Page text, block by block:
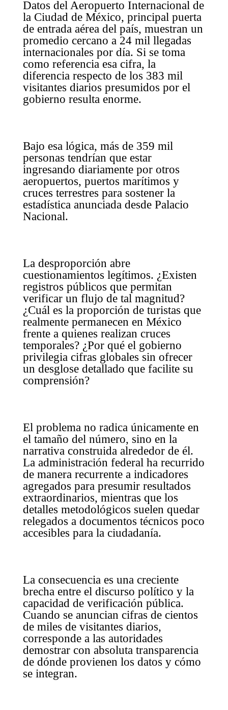
Datos del Aeropuerto Internacional de
la Ciudad de México, principal puerta
de entrada aérea del país, muestran un
promedio cercano a 24 mil llegadas
internacionales por día. Si se toma
como referencia esa cifra, la
diferencia respecto de los 383 mil
visitantes diarios presumidos por el
gobierno resulta enorme.
Bajo esa lógica, más de 359 mil
personas tendrían que estar
ingresando diariamente por otros
aeropuertos, puertos marítimos y
cruces terrestres para sostener la
estadística anunciada desde Palacio
Nacional.
La desproporción abre
cuestionamientos legítimos. ¿Existen
registros públicos que permitan
verificar un flujo de tal magnitud?
¿Cuál es la proporción de turistas que
realmente permanecen en México
frente a quienes realizan cruces
temporales? ¿Por qué el gobierno
privilegia cifras globales sin ofrecer
un desglose detallado que facilite su
comprensión?
El problema no radica únicamente en
el tamaño del número, sino en la
narrativa construida alrededor de él.
La administración federal ha recurrido
de manera recurrente a indicadores
agregados para presumir resultados
extraordinarios, mientras que los
detalles metodológicos suelen quedar
relegados a documentos técnicos poco
accesibles para la ciudadanía.
La consecuencia es una creciente
brecha entre el discurso político y la
capacidad de verificación pública.
Cuando se anuncian cifras de cientos
de miles de visitantes diarios,
corresponde a las autoridades
demostrar con absoluta transparencia
de dónde provienen los datos y cómo
se integran.